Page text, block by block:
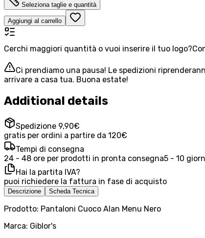
Seleziona taglie e quantità
Aggiungi al carrello
Cerchi maggiori quantità o vuoi inserire il tuo logo?
Ci prendiamo una pausa! Le spedizioni
arrivare a casa tua. Buona estate!
Additional details
Spedizione 9,90€
gratis per ordini a partire da 120€
Tempi di consegna
24 - 48 ore per prodotti in pronta consegna5 - 10
Hai la partita IVA?
puoi richiedere la fattura in fase di acquisto
Descrizione Scheda Tecnica
Prodotto: Pantaloni Cuoco Alan Menu Nero
Marca: Giblor's